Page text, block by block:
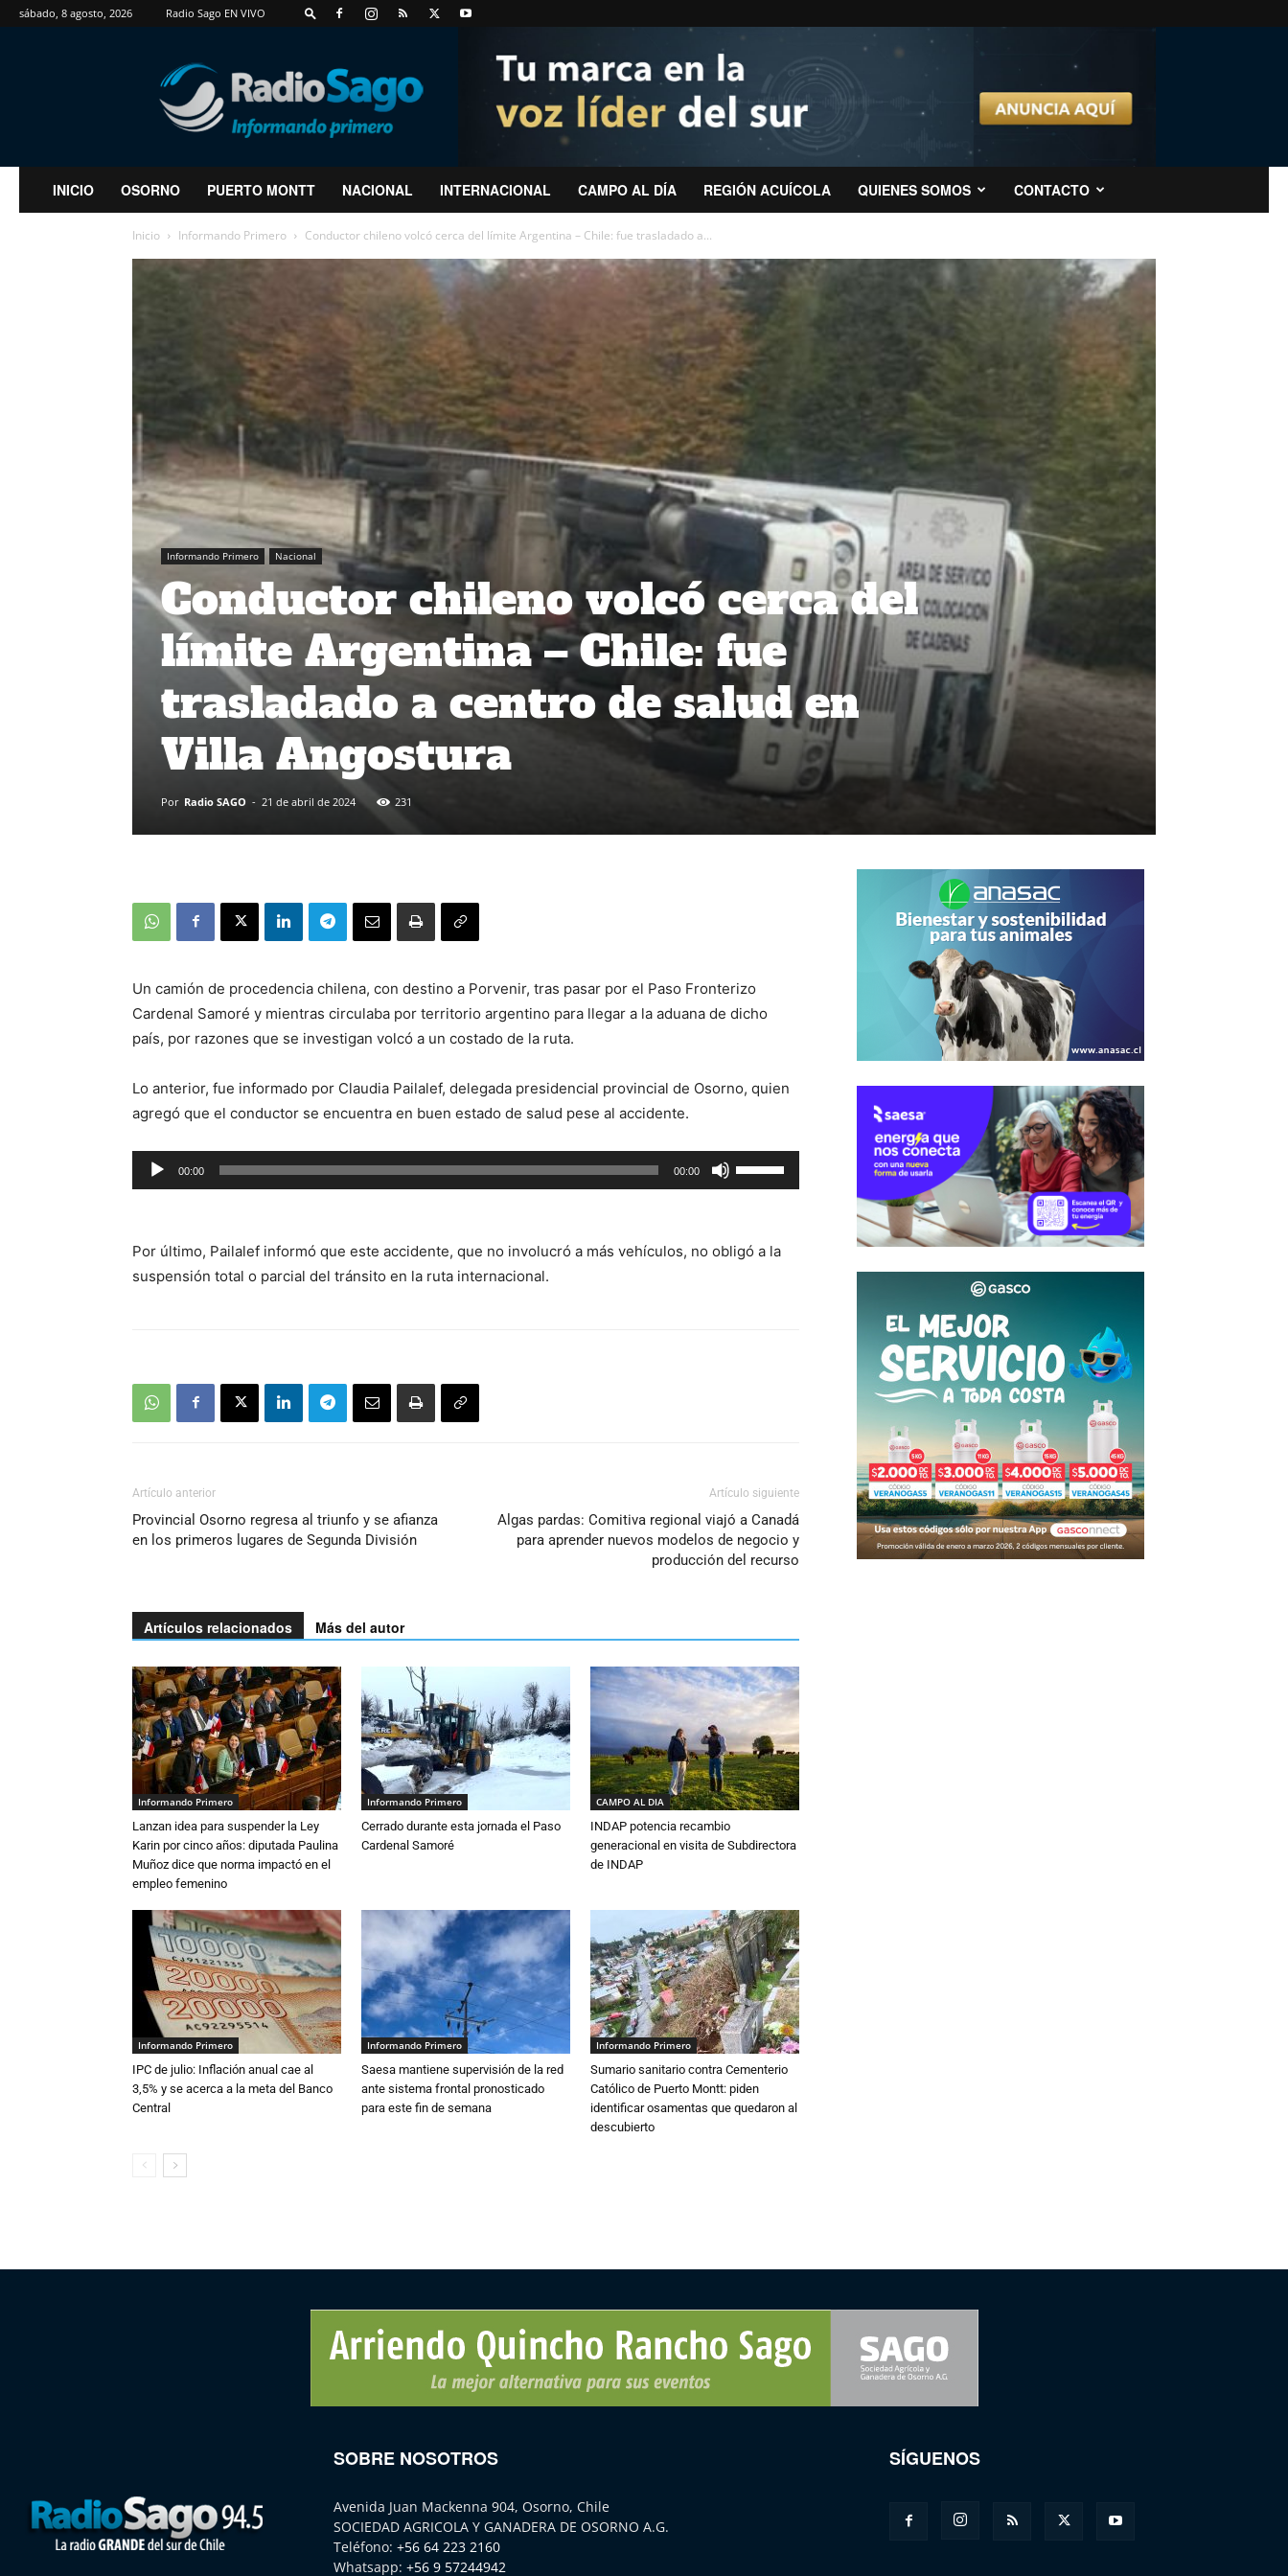
sábado, 8 agosto, 2026 Radio Sago EN VIVO
RadioSago
INICIO OSORNO PUERTO MONTT NACIONAL INTERNACIONAL CAMPO AL DÍA REGIÓN ACUÍCOLA QUIENES SOMOS CONTACTO
Inicio Informando Primero Conductor chileno volcó cerca del límite Argentina – Chile: fue trasladado a...
Informando Primero Nacional
Conductor chileno volcó cerca del
límite Argentina – Chile: fue
trasladado a centro de salud en
Villa Angostura
Por Radio SAGO - 21 de abril de 2024 231
Un camión de procedencia chilena, con destino a Porvenir, tras pasar por el Paso Fronterizo
Cardenal Samoré y mientras circulaba por territorio argentino para llegar a la aduana de dicho
país, por razones que se investigan volcó a un costado de la ruta.
Lo anterior, fue informado por Claudia Pailalef, delegada presidencial provincial de Osorno, quien
agregó que el conductor se encuentra en buen estado de salud pese al accidente.
Reproductor
de
00:00 00:00
las
flecha
Por último, Pailalef informó que este accidente, que no involucró a más vehículos, no obligó a la
suspensión total o parcial del tránsito en la ruta internacional.
Artículo anterior
Provincial Osorno regresa al triunfo y se afianza
en los primeros lugares de Segunda División
Artículo siguiente
Algas pardas: Comitiva regional viajó a Canadá
para aprender nuevos modelos de negocio y
producción del recurso
Artículos relacionados Más del autor
Informando Primero
Lanzan idea para suspender la Ley
Karin por cinco años: diputada Paulina
Muñoz dice que norma impactó en el
empleo femenino
Informando Primero
Cerrado durante esta jornada el Paso
Cardenal Samoré
CAMPO AL DIA
INDAP potencia recambio
generacional en visita de Subdirectora
de INDAP
Informando Primero
IPC de julio: Inflación anual cae al
3,5% y se acerca a la meta del Banco
Central
Informando Primero
Saesa mantiene supervisión de la red
ante sistema frontal pronosticado
para este fin de semana
Informando Primero
Sumario sanitario contra Cementerio
Católico de Puerto Montt: piden
identificar osamentas que quedaron al
descubierto
SOBRE NOSOTROS
Avenida Juan Mackenna 904, Osorno, Chile
SOCIEDAD AGRICOLA Y GANADERA DE OSORNO A.G.
Teléfono: +56 64 223 2160
Whatsapp: +56 9 57244942
SÍGUENOS